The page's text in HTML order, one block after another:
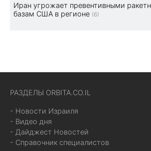
Иран угрожает превентивными
базам США в регионе (6)
РАЗДЕЛЫ ORBITA.CO.IL
- Новости Израиля
- Видео дня
- Дайджест Новостей
- Справочник специалистов